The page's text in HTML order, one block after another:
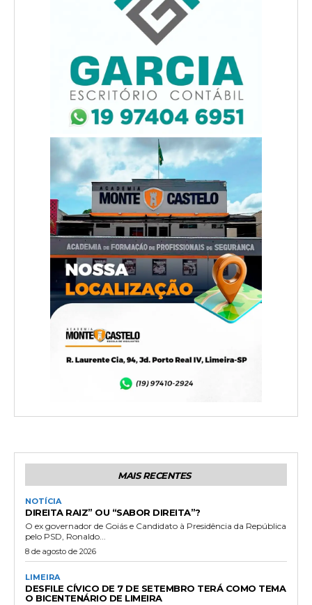
MAIS RECENTES
NOTÍCIA
DIREITA RAIZ” OU “SABOR DIREITA”?
O ex governador de Goiás e Candidato à Presidência da República
pelo PSD, Ronaldo...
8 de agosto de 2026
LIMEIRA
DESFILE CÍVICO DE 7 DE SETEMBRO TERÁ COMO TEMA
O BICENTENÁRIO DE LIMEIRA